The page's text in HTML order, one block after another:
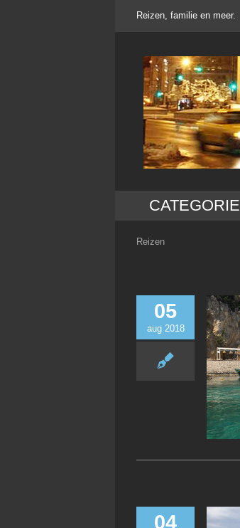
Reizen, familie en meer.
CATEGORIE
Reizen
05
aug 2018
04